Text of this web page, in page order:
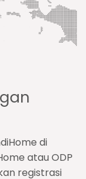
di
atau ODP
registrasi